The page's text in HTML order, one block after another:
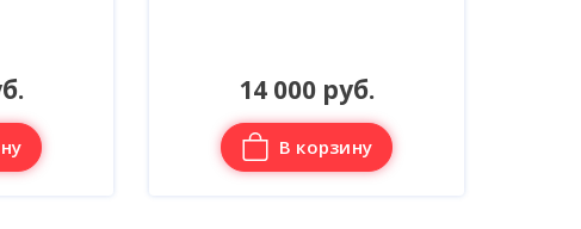
14 000 руб.
В корзину